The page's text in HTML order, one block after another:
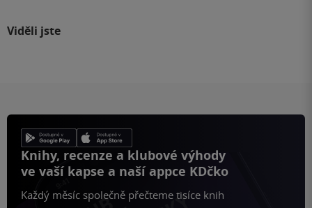
Viděli jste
Knihy, recenze a klubové výhody
ve vaší kapse a naší appce KDčko
Každý měsíc společně přečteme tisíce knih